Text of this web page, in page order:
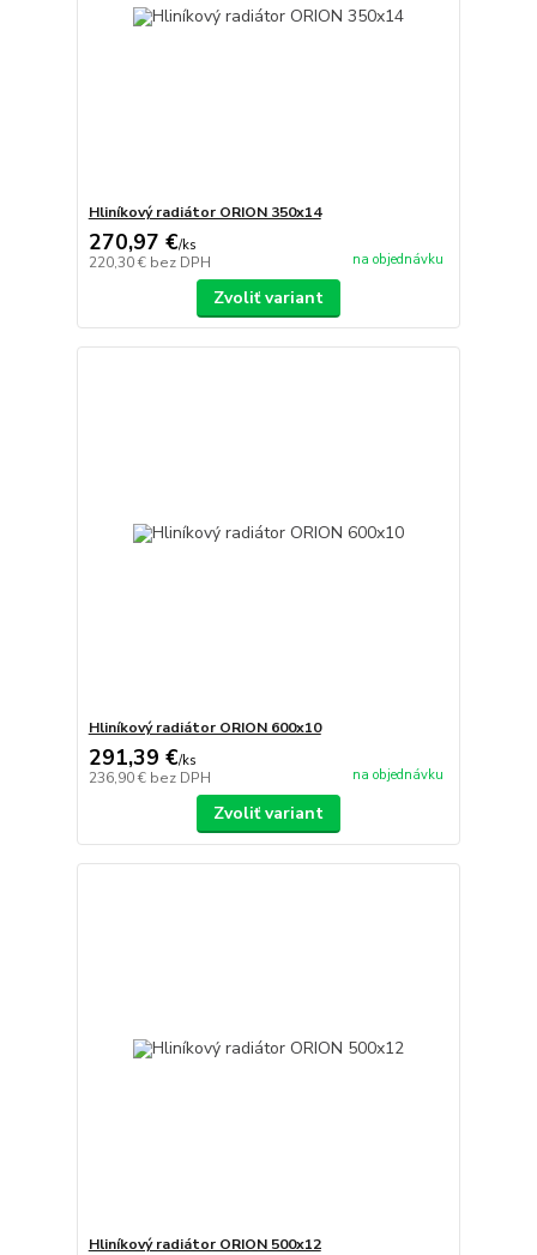
Hliníkový radiátor ORION 350x14
270,97 €/ks
220,30 € bez DPH na objednávku
Zvoliť variant
Hliníkový radiátor ORION 600x10
291,39 €/ks
236,90 € bez DPH na objednávku
Zvoliť variant
Hliníkový radiátor ORION 500x12